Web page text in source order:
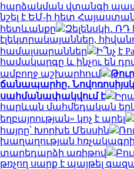
հարձակման վտանգի
նշել է ԵՄ-ի հետ
հետևանքը
Զելենսկի․
էլեկտրակայաններ,
համալսարաններ
Ի՞նչ է
համակարգը և ինչու են
ամբողջ աշխարհում
ճանապարհը․
սահմանափակվում է
հարևան մահմեդական
եղբայրության» կոչ է արել
հայրը՝ Խորխե Մեսսին
խաղաղության
տարեդարձի առիթով
թռչող սարք է պայթել